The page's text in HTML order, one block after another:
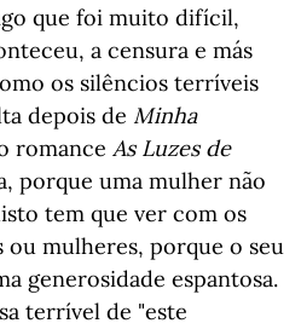
que foi muito difícil,
a censura e más
os silêncios terríveis
depois de Minha
romance As Luzes de
porque uma mulher não
tem que ver com os
ou mulheres, porque o seu
generosidade espantosa.
terrível de "este